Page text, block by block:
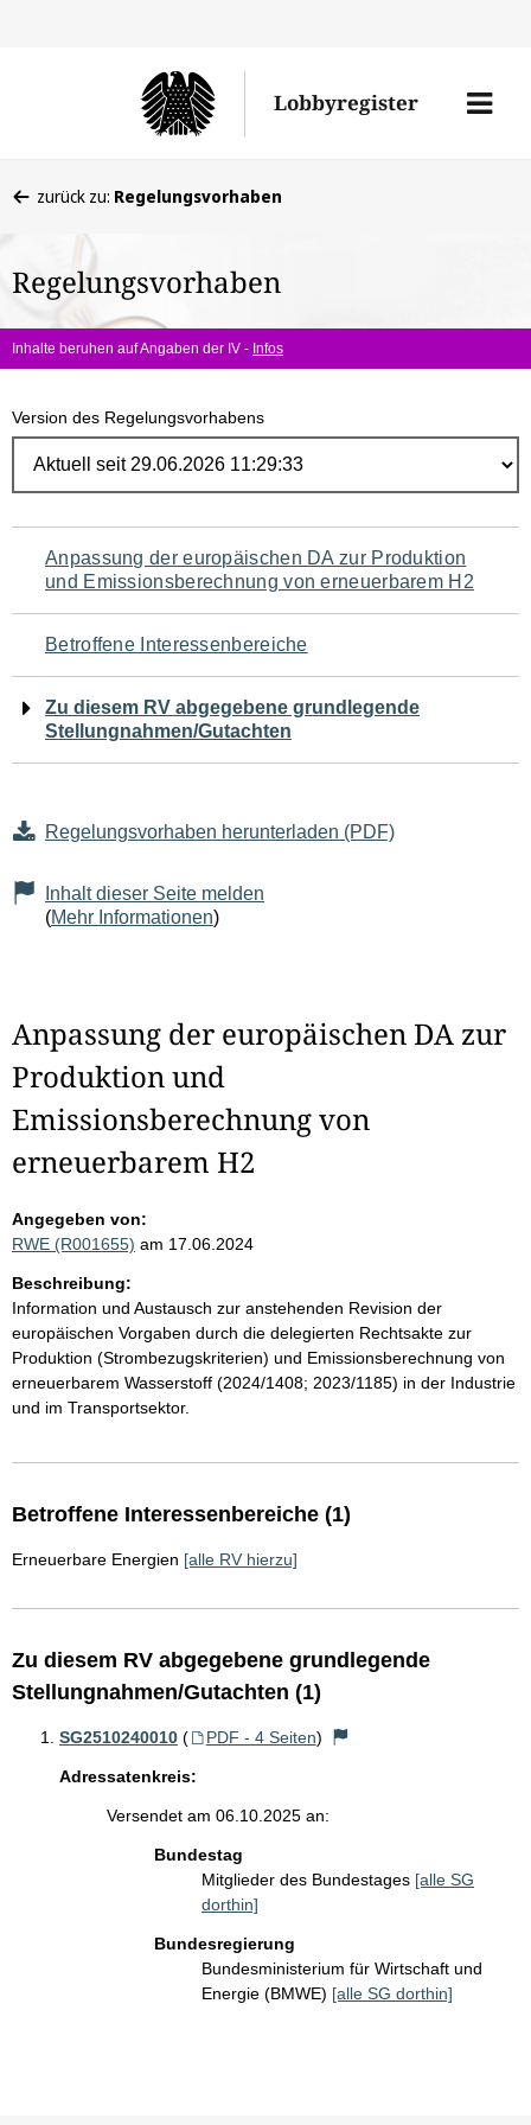
Lobbyregister
Menü
befinden
hier:
zurück zu: Regelungsvorhaben
Regelungsvorhaben
Inhalte beruhen auf Angaben der IV - Infos
Version des Regelungsvorhabens
Navigation
für
den
Seiteninhalt
Anpassung der europäischen DA zur Produktion
und Emissionsberechnung von erneuerbarem H2
Betroffene Interessenbereiche
Zu diesem RV abgegebene grundlegende
Stellungnahmen/Gutachten
Regelungsvorhaben herunterladen (PDF)
Inhalt dieser Seite melden
(Mehr Informationen)
Anpassung der europäischen DA zur
Produktion und
Emissionsberechnung von
erneuerbarem H2
Angegeben von:
RWE (R001655) am 17.06.2024
Beschreibung:
Information und Austausch zur anstehenden Revision der
europäischen Vorgaben durch die delegierten Rechtsakte zur
Produktion (Strombezugskriterien) und Emissionsberechnung von
erneuerbarem Wasserstoff (2024/1408; 2023/1185) in der Industrie
und im Transportsektor.
Betroffene Interessenbereiche (1)
Erneuerbare Energien [alle RV hierzu]
Zu diesem RV abgegebene grundlegende
Stellungnahmen/Gutachten (1)
SG2510240010 ( PDF - 4 Seiten)
Adressatenkreis:
Versendet am 06.10.2025 an:
Bundestag
Mitglieder des Bundestages [alle SG
dorthin]
Bundesregierung
Bundesministerium für Wirtschaft und
Energie (BMWE) [alle SG dorthin]